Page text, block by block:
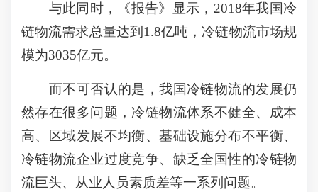
与此同时，《报告》显示，2018年我国冷
链物流需求总量达到1.8亿吨，冷链物流市场规
模为3035亿元。
而不可否认的是，我国冷链物流的发展仍
然存在很多问题，冷链物流体系不健全、成本
高、区域发展不均衡、基础设施分布不平衡、
冷链物流企业过度竞争、缺乏全国性的冷链物
流巨头、从业人员素质差等一系列问题。